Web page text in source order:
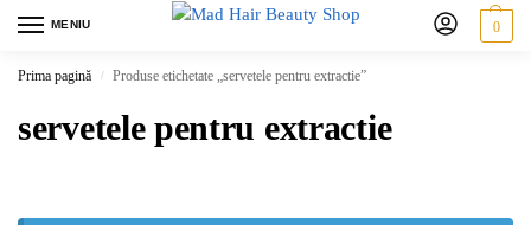
MENIU 0
Prima pagină / Produse etichetate „servetele pentru extractie”
servetele pentru extractie